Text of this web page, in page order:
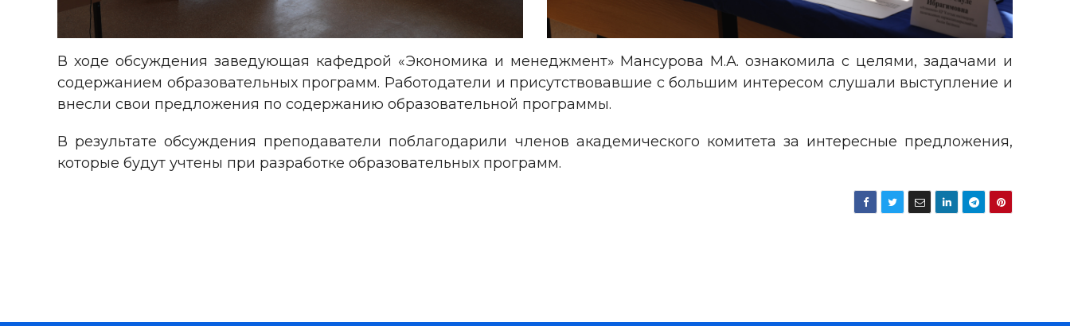
В ходе обсуждения заведующая кафедрой «Экономика и менеджмент» Мансурова М.А. ознакомила с целями, задачами и
содержанием образовательных программ. Работодатели и присутствовавшие с большим интересом слушали выступление и
внесли свои предложения по содержанию образовательной программы.
В результате обсуждения преподаватели поблагодарили членов академического комитета за интересные предложения,
которые будут учтены при разработке образовательных программ.